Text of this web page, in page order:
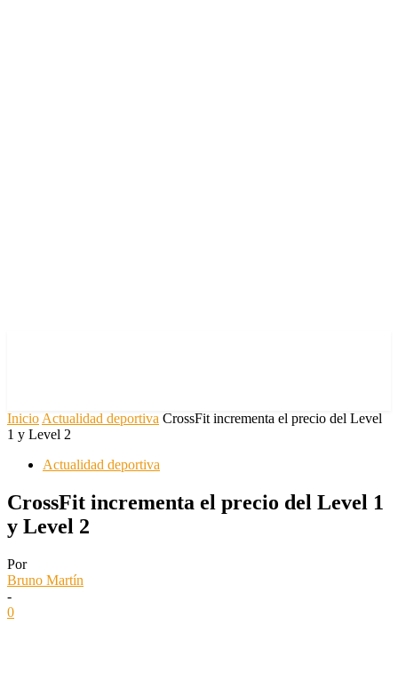
Inicio Actualidad deportiva CrossFit incrementa el precio del Level
1 y Level 2
Actualidad deportiva
CrossFit incrementa el precio del Level 1
y Level 2
Por
Bruno Martín
-
0